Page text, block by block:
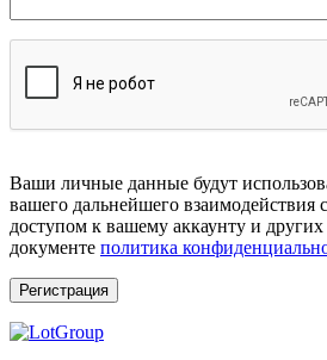
Ваши личные данные будут
вашего дальнейшего взаимодействия
доступом к вашему аккаунту и
документе политика
Регистрация